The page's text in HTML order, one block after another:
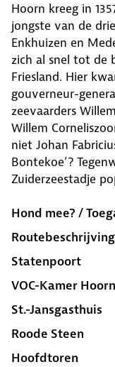
Hoorn kreeg in
jongste van de
Enkhuizen en
zich al snel tot de
Friesland. Hier
gouverneur-
zeevaarders
Willem
niet Johan
Bontekoe’?
Zuiderzeestadje
Hond mee? /
Routebeschrijving
Statenpoort
VOC-Kamer Hoorn
St.-Jansgasthuis
Roode Steen
Hoofdtoren